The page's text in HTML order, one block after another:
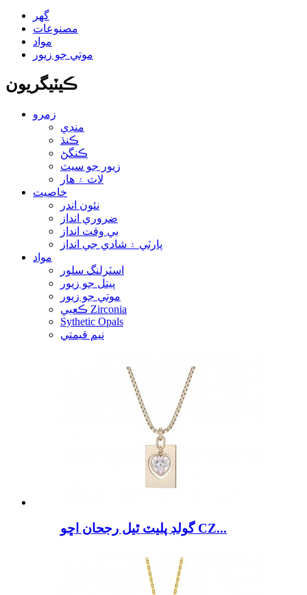
گهر
مصنوعات
مواد
موتي جو زيور
ڪيٽيگريون
زمرو
منڊي
ڪنڌ
ڪنگڻ
زيور جو سيٽ
لاٽ ۽ هار
خاصيت
نئون اندر
ضروري انداز
بي وقت انداز
پارٽي ۽ شادي جي انداز
مواد
اسٽرلنگ سلور
پيتل جو زيور
موتي جو زيور
ڪعبي Zirconia
Sythetic Opals
نيم قيمتي
گولڊ پليٽ ٿيل رجحان اڇو CZ...